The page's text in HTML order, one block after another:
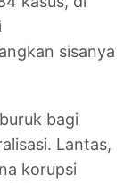
sisanya
bagi
Lantas,
korupsi